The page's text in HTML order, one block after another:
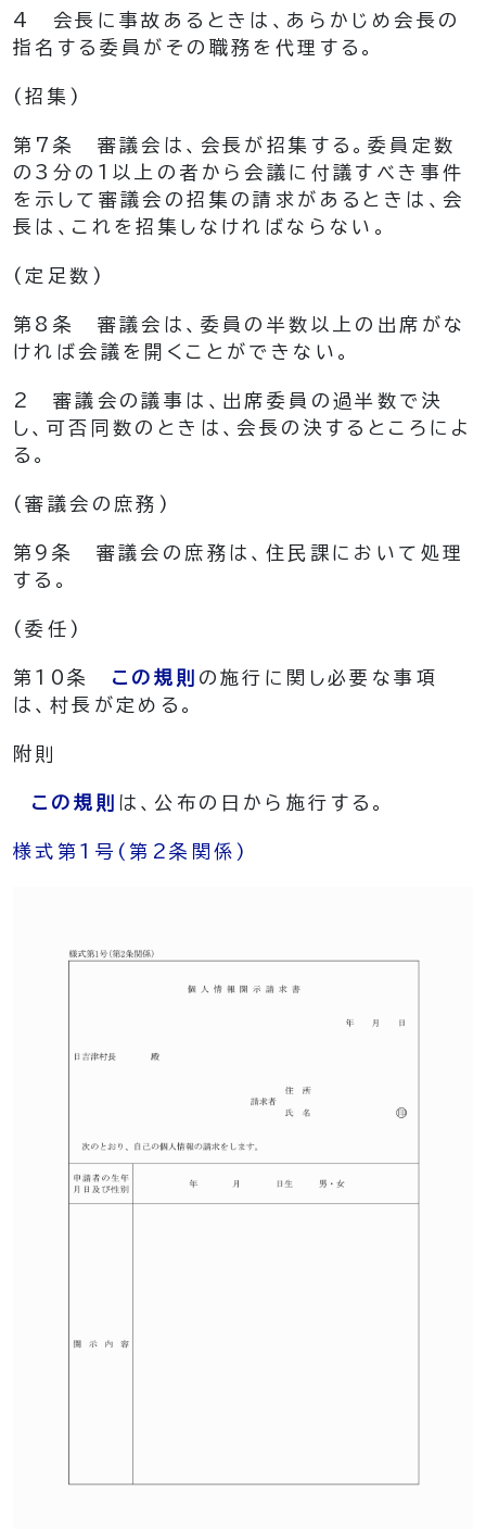
4
会長に事故あるときは、あらかじめ会長の
指名する委員がその職務を代理する。
(招集)
第7条 審議会は、会長が招集する。 委員定数
の3分の1以上の者から会議に付議すべき事件
を示して審議会の招集の請求があるときは、会
長は、これを招集しなければならない。
(定足数)
第8条
審議会は、委員の半数以上の出席がな
ければ会議を開くことができない。
2
審議会の議事は、出席委員の過半数で決
し、可否同数のときは、会長の決するところによ
る。
(審議会の庶務)
第9条
審議会の庶務は、住民課において処理
する。
(委任)
第10条 この規則 の施行に関し必要な事項
は、村長が定める。
附 則
この規則 は、公布の日から施行する。
様式第1号 (第2条関係)